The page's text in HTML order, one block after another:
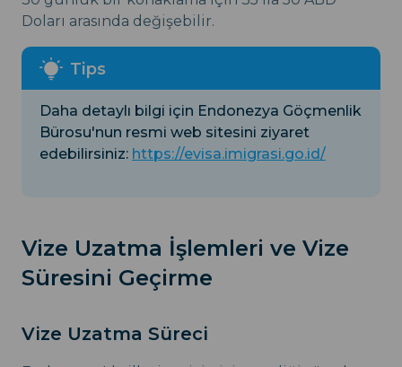
Doları arasında değişebilir.
Daha detaylı bilgi için Endonezya Göçmenlik
Bürosu'nun resmi web sitesini ziyaret
edebilirsiniz: https://evisa.imigrasi.go.id/
Vize Uzatma İşlemleri ve Vize
Süresini Geçirme
Vize Uzatma Süreci